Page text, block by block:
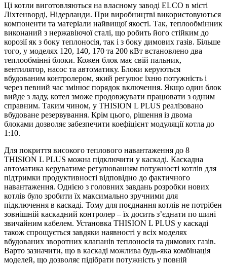
Ці котли виготовляються на власному заводі ELCO в місті
Ліхтенворді, Нідерланди. При виробництві використовуються
компоненти та матеріали найвищої якості. Так, теплообмінник
виконаний з нержавіючої сталі, що робить його стійким до
корозії як з боку теплоносія, так і з боку димових газів. Більше
того, у моделях 120, 140, 170 та 200 кВт встановлено два
теплообмінні блоки. Кожен блок має свій пальник,
вентилятор, насос та автоматику. Блоки керуються
вбудованим контролером, який регулює їхню потужність і
через певний час змінює порядок включення. Якщо один блок
вийде з ладу, котел зможе продовжувати працювати з одним
справним. Таким чином, у THISION L PLUS реалізовано
вбудоване резервування. Крім цього, рішення із двома
блоками дозволяє забезпечити коефіцієнт модуляції котла до
1:10.
Для покриття високого теплового навантаження до 8
THISION L PLUS можна підключити у каскаді. Каскадна
автоматика керуватиме регулюванням потужності котлів для
підтримки продуктивності відповідно до фактичного
навантаження. Однією з головних завдань розробки нових
котлів було зробити їх максимально зручними для
підключення в каскаді. Тому для поєднання котлів не потрібен
зовнішній каскадний контролер – їх досить з’єднати по шині
звичайним кабелем. Установка THISION L PLUS у каскаді
також спрощується завдяки наявності у всіх моделях
вбудованих зворотних клапанів теплоносія та димових газів.
Варто зазначити, що в каскаді можлива будь-яка комбінація
моделей, що дозволяє підібрати потужність у повній